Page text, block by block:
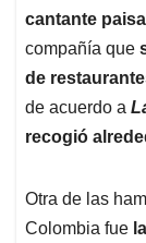
cantante
compañía que
de
de acuerdo a
recogió
Otra de las
Colombia fue